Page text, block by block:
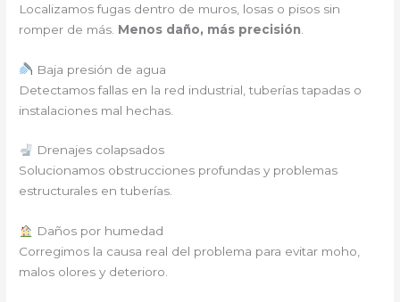
Localizamos fugas dentro de muros, losas o pisos sin
romper de más. Menos daño, más precisión
Baja presión de agua
Detectamos fallas en la red industrial, tuberías tapadas o
instalaciones mal hechas.
Drenajes colapsados
Solucionamos obstrucciones profundas y problemas
estructurales en tuberías.
Daños por humedad
Corregimos la causa real del problema para evitar moho,
malos olores y deterioro.